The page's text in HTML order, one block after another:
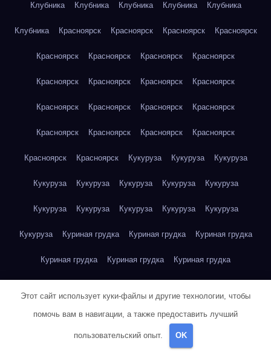
Клубника Клубника Клубника Клубника Клубника
Клубника Красноярск Красноярск Красноярск Красноярск
Красноярск Красноярск Красноярск Красноярск
Красноярск Красноярск Красноярск Красноярск
Красноярск Красноярск Красноярск Красноярск
Красноярск Красноярск Красноярск Красноярск
Красноярск Красноярск Кукуруза Кукуруза Кукуруза
Кукуруза Кукуруза Кукуруза Кукуруза Кукуруза
Кукуруза Кукуруза Кукуруза Кукуруза Кукуруза
Кукуруза Куриная грудка Куриная грудка Куриная грудка
Куриная грудка Куриная грудка Куриная грудка
Куриная грудка Куриная грудка Куриная грудка
Куриная грудка Куриная грудка Куриная грудка
Этот сайт использует куки-файлы и другие технологии, чтобы
помочь вам в навигации, а также предоставить лучший
пользовательский опыт. OK